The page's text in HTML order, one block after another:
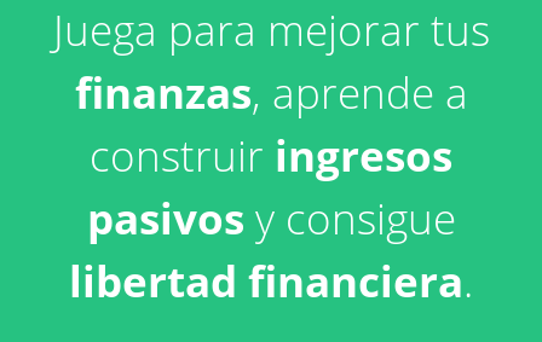
Juega para mejorar tus
finanzas, aprende a
construir ingresos
pasivos y consigue
libertad financiera.